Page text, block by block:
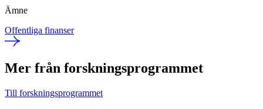
Ämne
Offentliga finanser
Mer från forskningsprogrammet
Till forskningsprogrammet